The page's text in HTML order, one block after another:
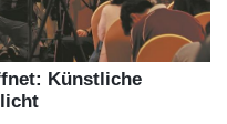
Künstliche